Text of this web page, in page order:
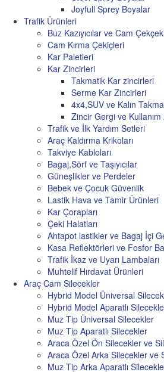
Joyfull Sprey Boyalar
Trafik Ürünleri
Buz Kazıyıcılar ve Cam
Cam Kırma Çekiçleri
Kar Paletleri
Kar Zincirleri
Takmatik Kar zincirleri
Serme Kar Zincirleri
4x4,SUV ve Kalın
Zincir Gergi ve Kullanım
Trafik ve İlk Yardım Setleri
Araç Kaldırma Krikoları
Takviye Kabloları
Bagaj,Sörf ve Taşıyıcılar
Güneşlikler ve Perdeler
Bebek ve Çocuk Güvenlik
Lastik Hava ve Tamir Ürünleri
Kar Çorapları
Çeki Halatları
Ahtapot lastikler ve Bagaj İçi
Kasa Reflektörleri ve Fosfor
Trafik İkaz ve Uyarı Lambaları
Muhtelif Hırdavat Ürünleri
Araç Cam Silecekler
Hybrid Model Üniversal
Hybrid Model Aparatlı
Muz Tip Üniversal Silecekler
Muz Tip Aparatlı Silecekler
Araca Özel Ön Silecekler ve
Araca Özel Arka Silecekler ve
Muz Tip Arka Aparatlı